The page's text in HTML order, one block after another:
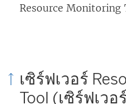
ใ
ห
Resource Monitoring
เซิร์ฟเวอร์
Tool (เซิร์ฟเวอ